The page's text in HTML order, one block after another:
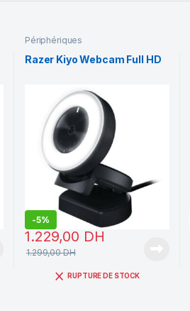
Périphériques
Razer Kiyo Webcam Full HD
-5%
1.229,00 DH
1.299,00DH
RUPTURE DE STOCK